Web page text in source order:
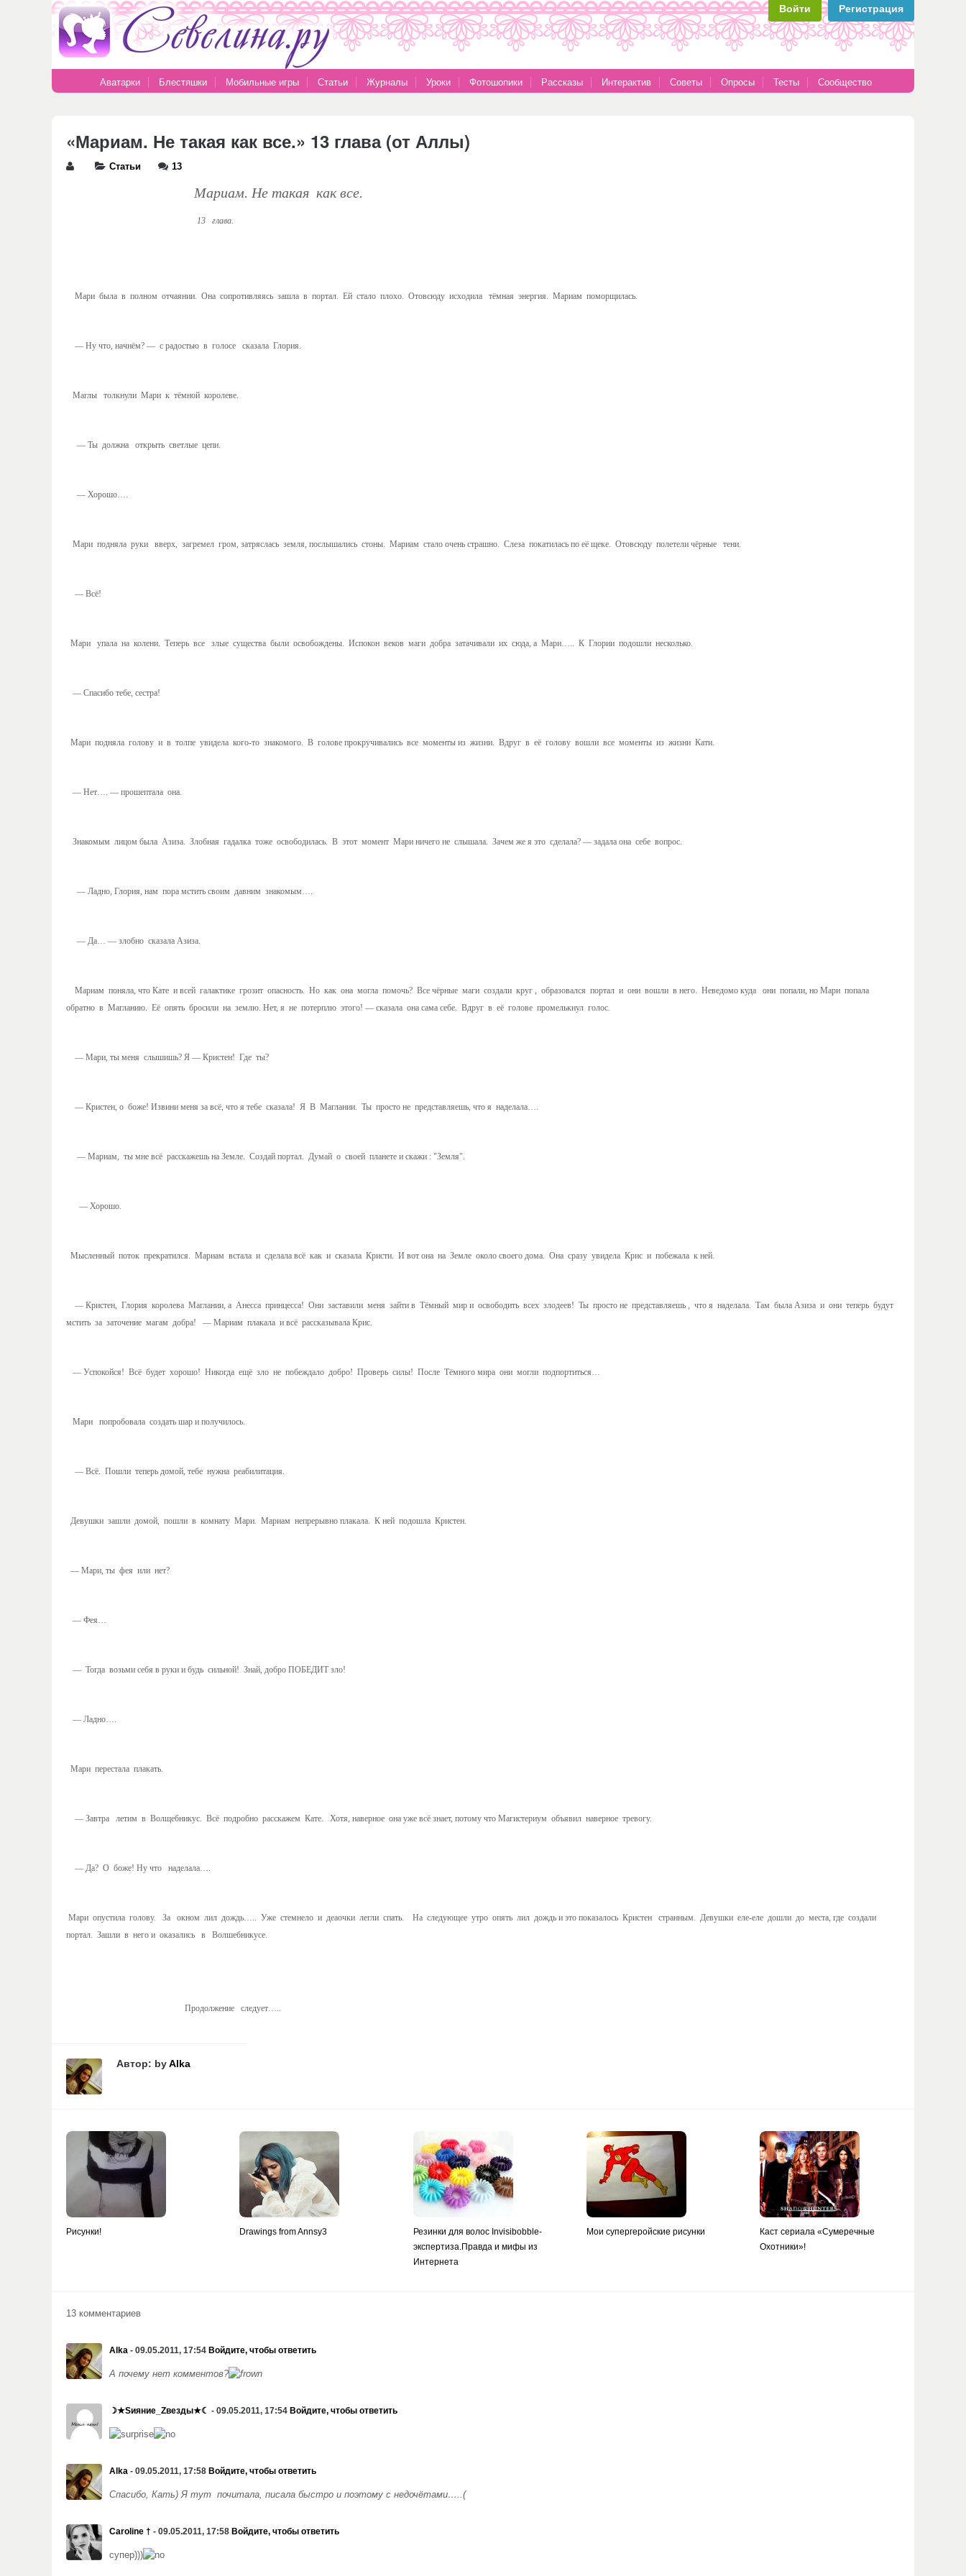
Войти Регистрация
Аватарки Блестяшки Мобильные игры Статьи Журналы Уроки Фотошопики Рассказы Интерактив Советы Опросы Тесты Сообщество
«Мариам. Не такая как все.» 13 глава (от Аллы)
Статьи 13
Мариам. Не такая как все.
13 глава.
Мари была в полном отчаянии. Она сопротивляясь зашла в портал. Ей стало плохо. Отовсюду исходила тёмная энергия. Мариам поморщилась.
— Ну что, начнём? — с радостью в голосе сказала Глория.
Маглы толкнули Мари к тёмной королеве.
— Ты должна открыть светлые цепи.
— Хорошо….
Мари подняла руки вверх, загремел гром, затряслась земля, послышались стоны. Мариам стало очень страшно. Слеза покатилась по её щеке. Отовсюду полетели чёрные тени.
— Всё!
Мари упала на колени. Теперь все злые существа были освобождены. Испокон веков маги добра затачивали их сюда, а Мари….. К Глории подошли несколько.
— Спасибо тебе, сестра!
Мари подняла голову и в толпе увидела кого-то знакомого. В голове прокручивались все моменты из жизни. Вдруг в её голову вошли все моменты из жизни Кати.
— Нет…. — прошептала она.
Знакомым лицом была Азиза. Злобная гадалка тоже освободилась. В этот момент Мари ничего не слышала. Зачем же я это сделала? — задала она себе вопрос.
— Ладно, Глория, нам пора мстить своим давним знакомым….
— Да… — злобно сказала Азиза.
Мариам поняла, что Кате и всей галактике грозит опасность. Но как она могла помочь? Все чёрные маги создали круг , образовался портал и они вошли в него. Неведомо куда они попали, но Мари попала
обратно в Магланию. Её опять бросили на землю. Нет, я не потерплю этого! — сказала она сама себе. Вдруг в её голове промелькнул голос.
— Мари, ты меня слышишь? Я — Кристен! Где ты?
— Кристен, о боже! Извини меня за всё, что я тебе сказала! Я В Маглании. Ты просто не представляешь, что я наделала….
— Мариам, ты мне всё расскажешь на Земле. Создай портал. Думай о своей планете и скажи : "Земля".
— Хорошо.
Мысленный поток прекратился. Мариам встала и сделала всё как и сказала Кристи. И вот она на Земле около своего дома. Она сразу увидела Крис и побежала к ней.
— Кристен, Глория королева Маглании, а Анесса принцесса! Они заставили меня зайти в Тёмный мир и освободить всех злодеев! Ты просто не представляешь , что я наделала. Там была Азиза и они теперь будут
мстить за заточение магам добра! — Мариам плакала и всё рассказывала Крис.
— Успокойся! Всё будет хорошо! Никогда ещё зло не побеждало добро! Проверь силы! После Тёмного мира они могли подпортиться…
Мари попробовала создать шар и получилось.
— Всё. Пошли теперь домой, тебе нужна реабилитация.
Девушки зашли домой, пошли в комнату Мари. Мариам непрерывно плакала. К ней подошла Кристен.
— Мари, ты фея или нет?
— Фея…
— Тогда возьми себя в руки и будь сильной! Знай, добро ПОБЕДИТ зло!
— Ладно….
Мари перестала плакать.
— Завтра летим в Волщебникус. Всё подробно расскажем Кате. Хотя, наверное она уже всё знает, потому что Магистериум объявил наверное тревогу.
— Да? О боже! Ну что наделала….
Мари опустила голову. За окном лил дождь….. Уже стемнело и деаочки легли спать. На следующее утро опять лил дождь и это показалось Кристен странным. Девушки еле-еле дошли до места, где создали
портал. Зашли в него и оказались в Волшебникусе.
Продолжение следует…..
Автор: byAlka
Рисунки! Drawings from Annsy3
Резинки для волос Invisibobble-
экспертиза.Правда и мифы из
Интернета
Мои супергеройские рисунки
Каст сериала «Сумеречные
Охотники»!
13 комментариев
Alka - 09.05.2011, 17:54 Войдите, чтобы ответить
А почему нет комментов?
☽★Sияние_Zвезды★☾ - 09.05.2011, 17:54 Войдите, чтобы ответить
Alka - 09.05.2011, 17:58 Войдите, чтобы ответить
Спасибо, Кать) Я тут почитала, писала быстро и поэтому с недочётами…..(
Caroline † - 09.05.2011, 17:58 Войдите, чтобы ответить
супер)))